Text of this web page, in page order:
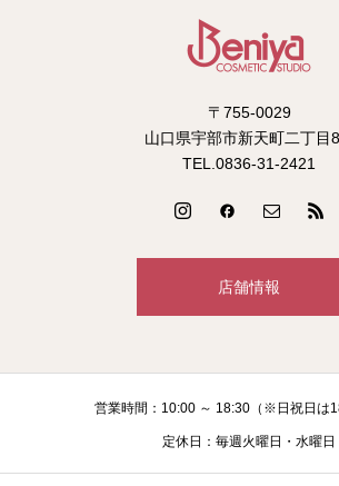
〒755-0029
山口県宇部市新天町二丁目
TEL.0836-31-2421
店舗情報
営業時間：10:00 ～ 18:30（※日祝日は
定休日：毎週火曜日・水曜日